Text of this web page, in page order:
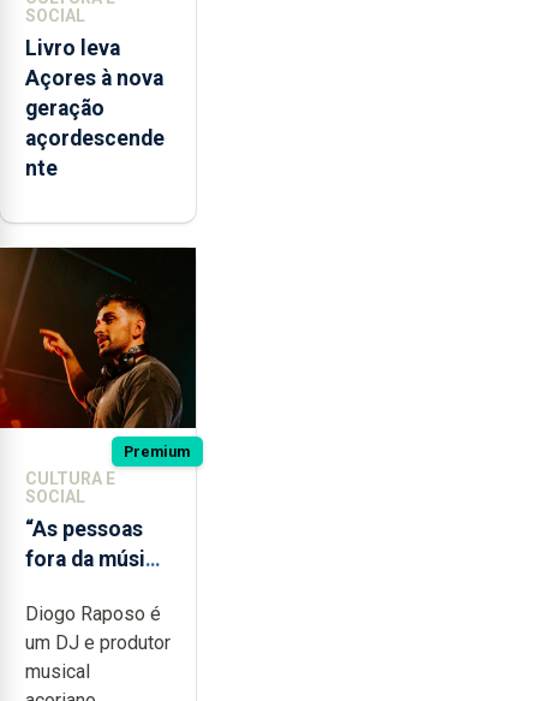
SOCIAL
Livro leva
Açores à nova
geração
açordescende
nte
Premium
CULTURA E
SOCIAL
“As pessoas
fora da música
noção do quão
difícil é
produzir uma
Diogo Raposo é
um DJ e produtor
musical